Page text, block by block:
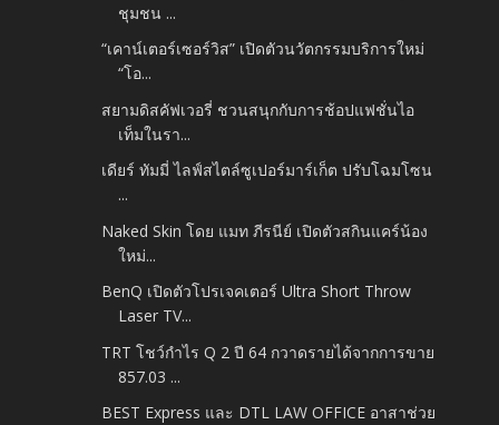
ชุมชน ...
“เคาน์เตอร์เซอร์วิส” เปิดตัวนวัตกรรมบริการใหม่
“โอ...
สยามดิสคัฟเวอรี่ ชวนสนุกกับการช้อปแฟชั่นไอ
เท็มในรา...
เดียร์ ทัมมี่ ไลฟ์สไตล์ซูเปอร์มาร์เก็ต ปรับโฉมโซน
...
Naked Skin โดย แมท ภีรนีย์ เปิดตัวสกินแคร์น้อง
ใหม่...
BenQ เปิดตัวโปรเจคเตอร์ Ultra Short Throw
Laser TV...
TRT โชว์กำไร Q 2 ปี 64 กวาดรายได้จากการขาย
857.03 ...
BEST Express และ DTL LAW OFFICE อาสาช่วย